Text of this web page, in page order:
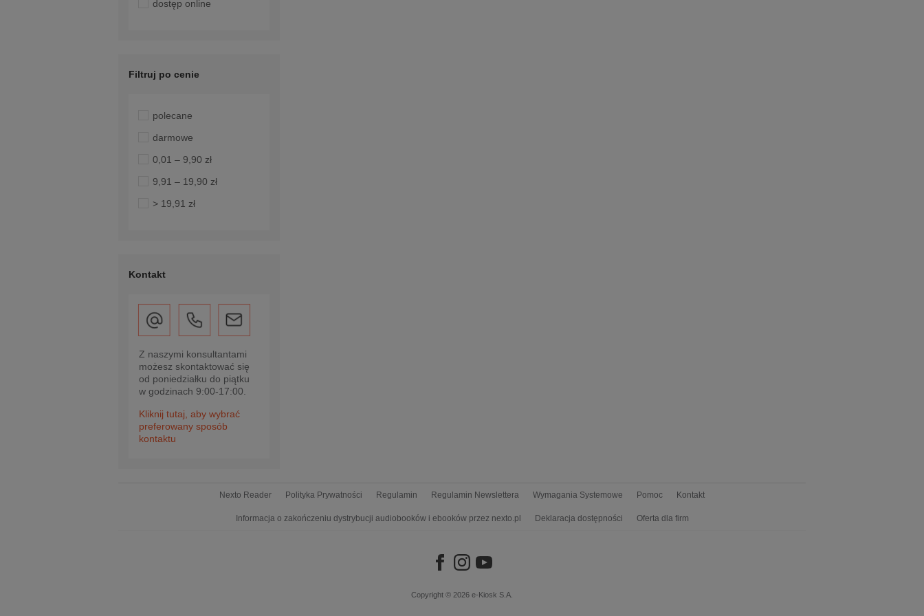
dostęp online
Filtruj po cenie
polecane
darmowe
0,01 – 9,90 zł
9,91 – 19,90 zł
> 19,91 zł
Kontakt
Z naszymi konsultantami
możesz skontaktować się
od poniedziałku do piątku
w godzinach 9:00-17:00.
Kliknij tutaj, aby wybrać
preferowany sposób
kontaktu
Nexto Reader Polityka Prywatności Regulamin Regulamin Newslettera Wymagania Systemowe Pomoc Kontakt
Informacja o zakończeniu dystrybucji audiobooków i ebooków przez nexto.pl Deklaracja dostępności Oferta dla firm
Copyright © 2026 e-Kiosk S.A.